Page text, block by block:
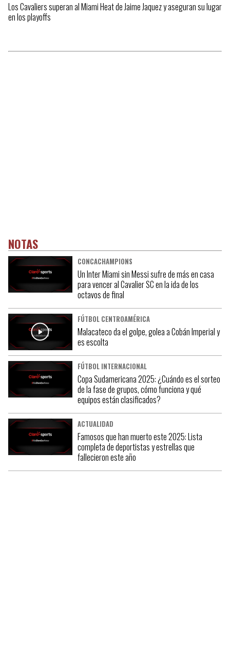
Los Cavaliers superan al Miami Heat de Jaime Jaquez y aseguran su lugar
en los playoffs
NOTAS
CONCACHAMPIONS
Un Inter Miami sin Messi sufre de más en casa
para vencer al Cavalier SC en la ida de los
octavos de final
FÚTBOL CENTROAMÉRICA
Malacateco da el golpe, golea a Cobán Imperial y
es escolta
FÚTBOL INTERNACIONAL
Copa Sudamericana 2025: ¿Cuándo es el sorteo
de la fase de grupos, cómo funciona y qué
equipos están clasificados?
ACTUALIDAD
Famosos que han muerto este 2025: Lista
completa de deportistas y estrellas que
fallecieron este año